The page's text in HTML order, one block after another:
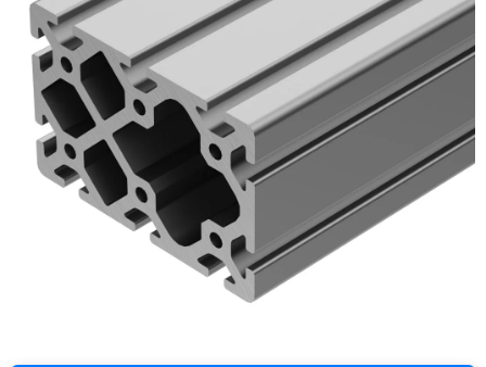
je
0,0
5
hvězdiček.